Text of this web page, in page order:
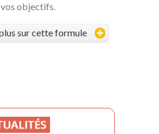
objectifs.
sur cette formule